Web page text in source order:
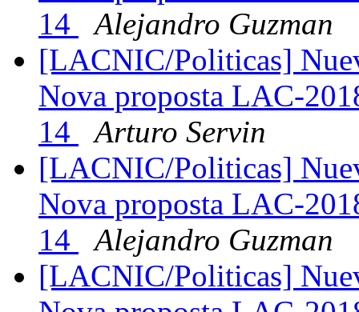
14
Alejandro Guzman
[LACNIC/Politicas]
Nova proposta LAC-
14
Arturo Servin
[LACNIC/Politicas]
Nova proposta LAC-
14
Alejandro Guzman
[LACNIC/Politicas]